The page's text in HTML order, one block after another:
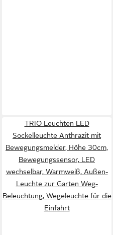
TRIO Leuchten LED
Sockelleuchte Anthrazit mit
Bewegungsmelder, Höhe 30cm,
Bewegungssensor, LED
wechselbar, Warmweiß, Außen-
Leuchte zur Garten Weg-
Beleuchtung, Wegeleuchte für die
Einfahrt